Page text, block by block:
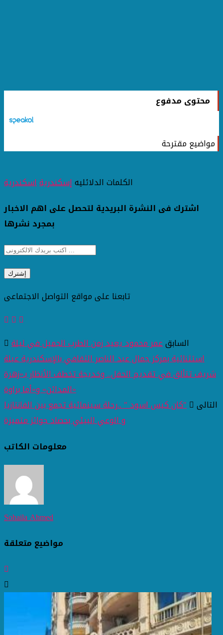
محتوى مدفوع
مواضيع مقترحة
الكلمات الدلائليهإسكندريةاسكندرية
اشترك فى النشرة البريدية لتحصل على اهم الاخبار
بمجرد نشرها
تابعنا على مواقع التواصل الاجتماعى
السابقعمر محمود يعيد زمن الطرب الجميل في ليلة
استثنائية بمركز جمال عبد الناصر الثقافي بالإسكندرية عبلة
شريف تتألق في تقديم الحفل.. وخديجة تخطف الأنظار بـ«زهرة
المدائن» و«أما براوة»
التالى
"كان كيس اسود " ..رحلة سينمائية تجمع بين الفانتازيا
و الوعي البيئي بحصاد جوائز متميزة
معلومات الكاتب
Sohaila Ahmed
مواضيع متعلقة